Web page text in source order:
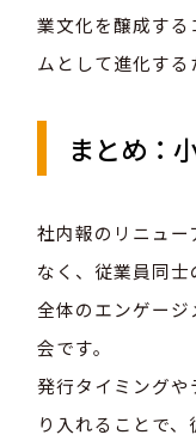
業文化を醸成す
ムとして進化する
まとめ：
社内報のリニュ
なく、従業員同
全体のエンゲー
会です。
発行タイミング
り入れることで